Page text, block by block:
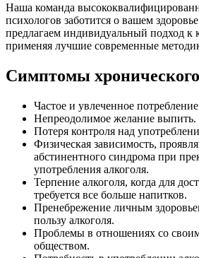
Наша команда
психологов заботится о вашем
предлагаем индивидуальный подход к
применяя лучшие современные
Симптомы
Частое и увлеченное
Непреодолимое желание выпить.
Потеря контроля над
Физическая зависимость,
абстинентного синдрома при
употребления алкоголя.
Терпение алкоголя, когда для
требуется все больше напитков.
Пренебрежение личным
пользу алкоголя.
Проблемы в отношениях со
обществом.